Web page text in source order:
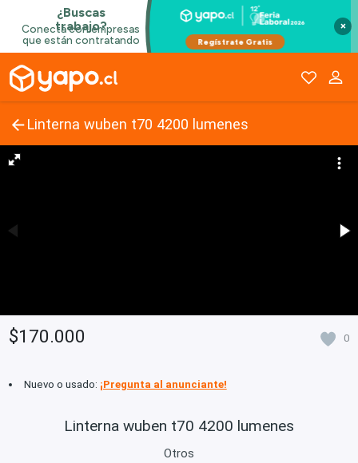
×
Linterna wuben t70 4200 lumenes
$170.000 0
Nuevo o usado: ¡Pregunta al anunciante!
Linterna wuben t70 4200 lumenes
Otros